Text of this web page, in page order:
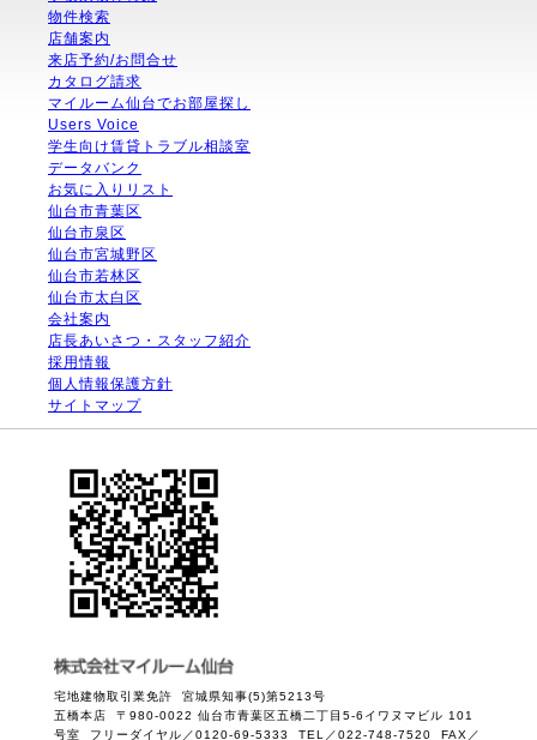
物件検索
店舗案内
来店予約/お問合せ
カタログ請求
マイルーム仙台でお部屋探し
Users Voice
学生向け賃貸トラブル相談室
データバンク
お気に入りリスト
仙台市青葉区
仙台市泉区
仙台市宮城野区
仙台市若林区
仙台市太白区
会社案内
店長あいさつ・スタッフ紹介
採用情報
個人情報保護方針
サイトマップ
宅地建物取引業免許 宮城県知事(5)第5213号
五橋本店 〒980-0022 仙台市青葉区五橋二丁目5-6イワヌマビル 101
号室 フリーダイヤル／0120-69-5333 TEL／022-748-7520 FAX／